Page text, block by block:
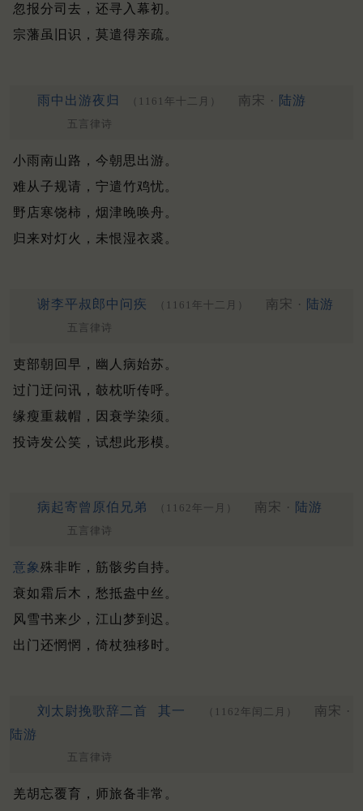
忽报分司去，还寻入幕初。
宗藩虽旧识，莫遣得亲疏。
雨中出游夜归 （1161年十二月） 南宋 · 陆游
五言律诗
小雨南山路，今朝思出游。
难从子规请，宁遣竹鸡忧。
野店寒饶柿，烟津晚唤舟。
归来对灯火，未恨湿衣裘。
谢李平叔郎中问疾 （1161年十二月） 南宋 · 陆游
五言律诗
吏部朝回早，幽人病始苏。
过门迂问讯，攲枕听传呼。
缘瘦重裁帽，因衰学染须。
投诗发公笑，试想此形模。
病起寄曾原伯兄弟 （1162年一月） 南宋 · 陆游
五言律诗
意象 殊非昨，筋骸劣自持。
衰如霜后木，愁抵盎中丝。
风雪书来少，江山梦到迟。
出门还惘惘，倚杖独移时。
刘太尉挽歌辞二首 其一 （1162年闰二月）
南宋 ·
陆游
五言律诗
羌胡忘覆育，师旅备非常。